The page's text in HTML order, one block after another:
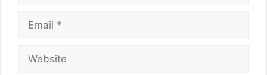
Email
Website